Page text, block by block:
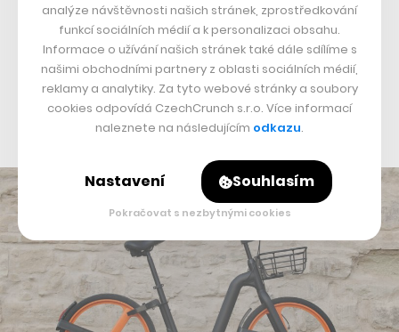
internet je budoucnost, u které chceme být. Líbí
se nám i budoucí vize, kdy by kola měla mít
elektromotor, což může ještě více zvýšit
popularitu městských kol,“ doplňuje Lubo Smid,
spoluzakladatel a COO STRV.
analýze návštěvnosti našich stránek, zprostředkování
funkcí sociálních médií a k personalizaci obsahu.
Informace o užívání našich stránek také dále sdílíme s
našimi obchodními partnery z oblasti sociálních médií,
reklamy a analytiky. Za tyto webové stránky a soubory
cookies odpovídá CzechCrunch s.r.o. Více informací
naleznete na následujícím odkazu.
Nastavení Souhlasím
Pokračovat s nezbytnými cookies